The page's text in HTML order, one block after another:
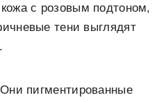
с розовым подтоном,
тени выглядят
пигментированные